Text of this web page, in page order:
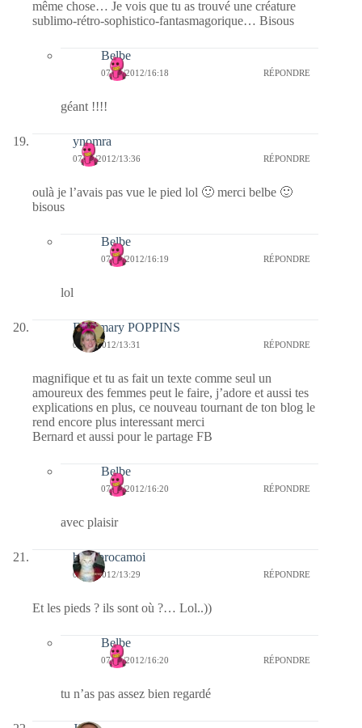
même chose… Je vois que tu as trouvé une créature
sublimo-rétro-sophistico-fantasmagorique… Bisous
Belbe
07/01/2012/16:18 RÉPONDRE
géant !!!!
ynomra
07/01/2012/13:36 RÉPONDRE
oulà je l’avais pas vue le pied lol 🙂 merci belbe 🙂
bisous
Belbe
07/01/2012/16:19 RÉPONDRE
lol
Fabymary POPPINS
07/01/2012/13:31 RÉPONDRE
magnifique et tu as fait un texte comme seul un
amoureux des femmes peut le faire, j’adore et aussi tes
explications en plus, ce nouveau tournant de ton blog le
rend encore plus interessant merci
Bernard et aussi pour le partage FB
Belbe
07/01/2012/16:20 RÉPONDRE
avec plaisir
bricabrocamoi
07/01/2012/13:29 RÉPONDRE
Et les pieds ? ils sont où ?… Lol..))
Belbe
07/01/2012/16:20 RÉPONDRE
tu n’as pas assez bien regardé